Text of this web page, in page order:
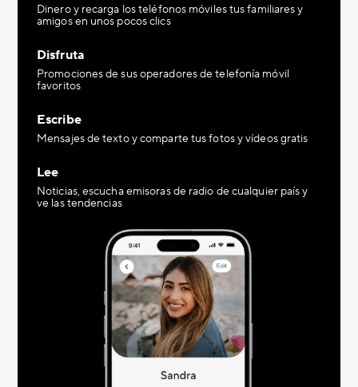
Dinero y recarga los teléfonos móviles tus familiares y
amigos en unos pocos clics
Disfruta
Promociones de sus operadores de telefonía móvil
favoritos
Escribe
Mensajes de texto y comparte tus fotos y vídeos gratis
Lee
Noticias, escucha emisoras de radio de cualquier país y
ve las tendencias